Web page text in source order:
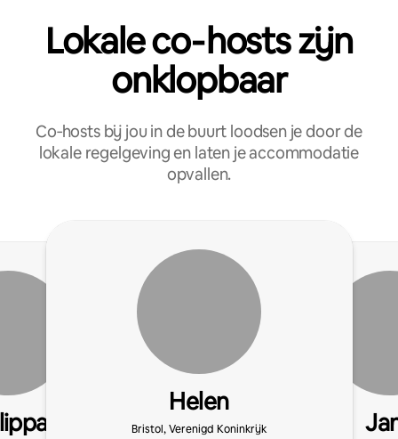
Lokale co‑hosts zijn
onklopbaar
Co‑hosts bij jou in de buurt loodsen je door de
lokale regelgeving en laten je accommodatie
opvallen.
Helen
Bristol, Verenigd Koninkrijk